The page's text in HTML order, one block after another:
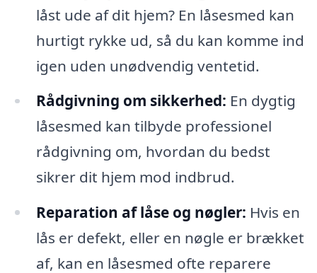
låst ude af dit hjem? En låsesmed kan
hurtigt rykke ud, så du kan komme ind
igen uden unødvendig ventetid.
Rådgivning om sikkerhed: En dygtig
låsesmed kan tilbyde professionel
rådgivning om, hvordan du bedst
sikrer dit hjem mod indbrud.
Reparation af låse og nøgler: Hvis en
lås er defekt, eller en nøgle er brækket
af, kan en låsesmed ofte reparere